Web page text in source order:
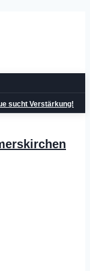
sucht Verstärkung!